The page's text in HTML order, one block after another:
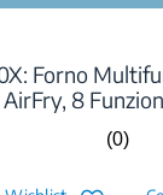
Forno
AirFry, 8
Stesso
(0)